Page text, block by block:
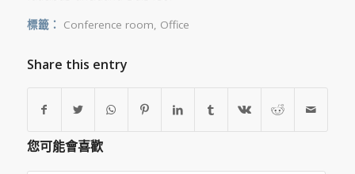
標籤： Conference room, Office
Share this entry
您可能會喜歡